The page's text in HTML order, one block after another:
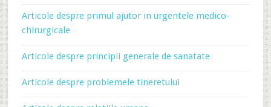
Articole despre primul ajutor in urgentele medico-
chirurgicale
Articole despre principii generale de sanatate
Articole despre problemele tineretului